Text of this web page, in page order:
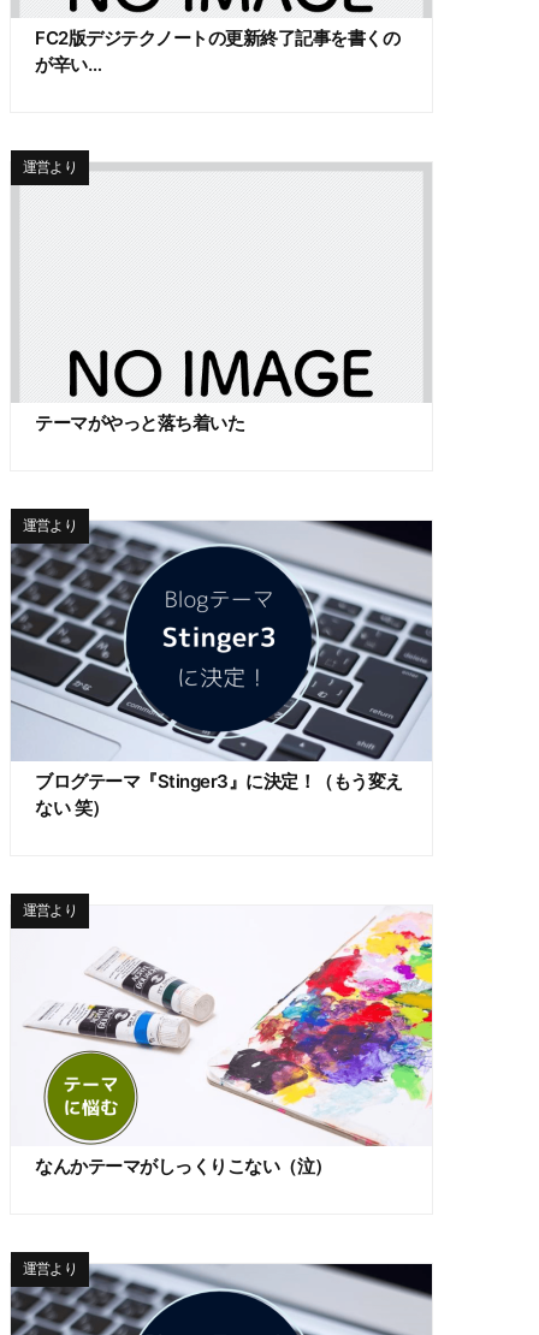
FC2版デジテクノートの更新終了記事を書くの
が辛い…
テーマがやっと落ち着いた
運営より
ブログテーマ『Stinger3』に決定！（もう変え
ない 笑）
運営より
なんかテーマがしっくりこない（泣）
運営より
運営より